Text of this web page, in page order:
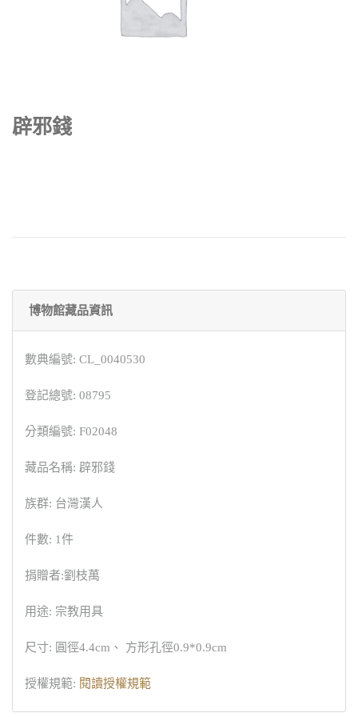
辟邪錢
博物館藏品資訊
數典編號: CL_0040530
登記總號: 08795
分類編號: F02048
藏品名稱: 辟邪錢
族群: 台灣漢人
件數: 1件
捐贈者:劉枝萬
用途: 宗教用具
尺寸: 圓徑4.4cm、 方形孔徑0.9*0.9cm
授權規範: 閱讀授權規範